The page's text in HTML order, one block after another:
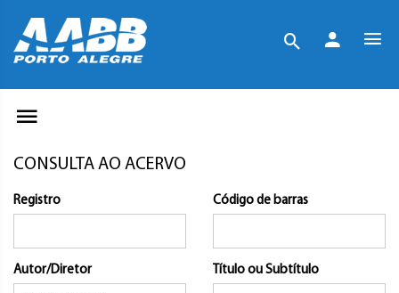
CONSULTA AO ACERVO
Registro Código de barras
Autor/Diretor Título ou Subtítulo